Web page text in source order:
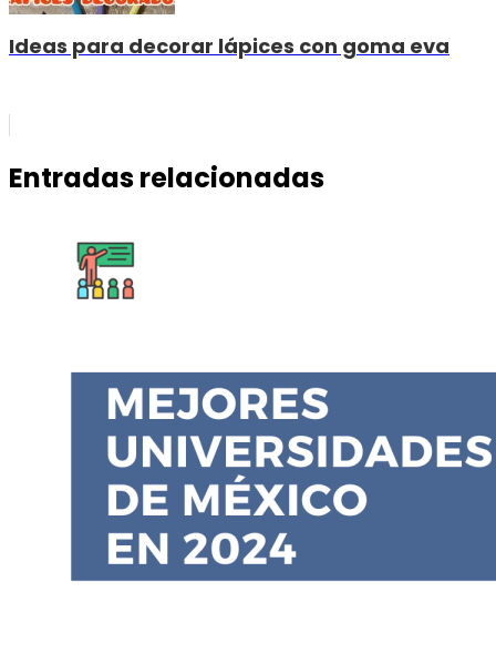
Ideas para decorar lápices con goma eva
Entradas relacionadas